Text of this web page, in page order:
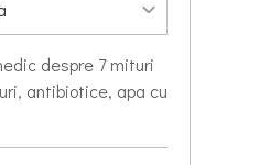
despre 7 mituri
antibiotice, apa cu